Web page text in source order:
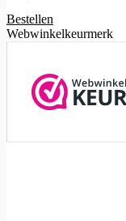
Bestellen
Webwinkelkeurmerk